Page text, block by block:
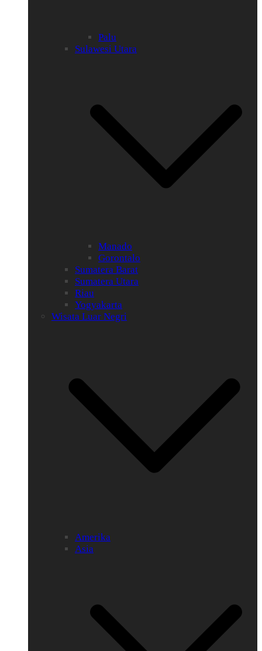
Palu
Sulawesi Utara
Manado
Gorontalo
Sumatera Barat
Sumatera Utara
Riau
Yogyakarta
Wisata Luar Negri
Amerika
Asia